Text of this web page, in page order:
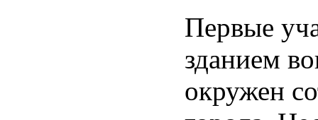
Первые
зданием
окружен